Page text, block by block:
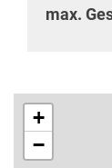
max.
+
−